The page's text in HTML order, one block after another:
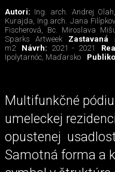
Autori: Ing. arch. Andrej
Kurajda, Ing.arch. Jana
Fischerová, Bc. Miroslava
Sparks Artweek
m2
Návrh: 2021 - 2021
Ipolytarnóc, Maďarsko
Multifunkčné
umeleckej
opustenej
Samotná forma a